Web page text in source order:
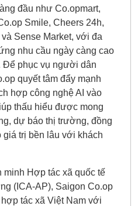
đầu như Co.opmart,
Smile, Cheers 24h,
Sense Market, với đa
nhu cầu ngày càng cao
Để phục vụ người dân
quyết tâm đẩy mạnh
hợp công nghệ AI vào
thấu hiểu được mong
dự báo thị trường, đồng
trị bền lâu với khách
minh Hợp tác xã quốc tế
(ICA-AP), Saigon Co.op
tác xã Việt Nam với